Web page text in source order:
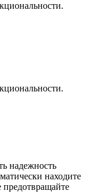
надежность
находите
предотвращайте